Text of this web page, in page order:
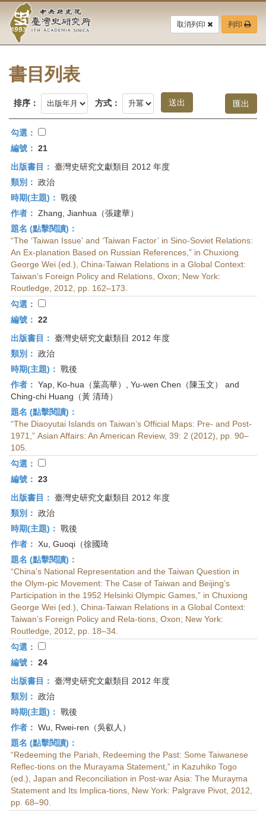
要
中
央
研
究
院-
臺
灣
史
研
究
所-
首
頁
取消列印 列印
書目列表
排序： 方式：
勾選：
編號： 21
出版書目： 臺灣史研究文獻類目 2012 年度
類別： 政治
時期(主題)： 戰後
作者： Zhang, Jianhua（張建華）
題名 (點擊閱讀)：
“The ‘Taiwan Issue’ and ‘Taiwan Factor’ in Sino-Soviet Relations:
An Ex-planation Based on Russian References,” in Chuxiong
George Wei (ed.), China-Taiwan Relations in a Global Context:
Taiwan’s Foreign Policy and Relations, Oxon; New York:
Routledge, 2012, pp. 162–173.
勾選：
編號： 22
出版書目： 臺灣史研究文獻類目 2012 年度
類別： 政治
時期(主題)： 戰後
作者： Yap, Ko-hua（葉高華）, Yu-wen Chen（陳玉文） and
Ching-chi Huang（黃 清琦）
題名 (點擊閱讀)：
“The Diaoyutai Islands on Taiwan’s Official Maps: Pre- and Post-
1971,” Asian Affairs: An American Review, 39: 2 (2012), pp. 90–
105.
勾選：
編號： 23
出版書目： 臺灣史研究文獻類目 2012 年度
類別： 政治
時期(主題)： 戰後
作者： Xu, Guoqi（徐國琦
題名 (點擊閱讀)：
“China’s National Representation and the Taiwan Question in
the Olym-pic Movement: The Case of Taiwan and Beijing’s
Participation in the 1952 Helsinki Olympic Games,” in Chuxiong
George Wei (ed.), China-Taiwan Relations in a Global Context:
Taiwan’s Foreign Policy and Rela-tions, Oxon; New York:
Routledge, 2012, pp. 18–34.
勾選：
編號： 24
出版書目： 臺灣史研究文獻類目 2012 年度
類別： 政治
時期(主題)： 戰後
作者： Wu, Rwei-ren（吳叡人）
題名 (點擊閱讀)：
“Redeeming the Pariah, Redeeming the Past: Some Taiwanese
Reflec-tions on the Murayama Statement,” in Kazuhiko Togo
(ed.), Japan and Reconciliation in Post-war Asia: The Murayma
Statement and Its Implica-tions, New York: Palgrave Pivot, 2012,
pp. 68–90.